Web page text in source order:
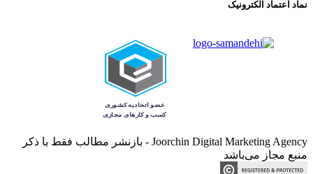
نماد اعتماد الکترونیک
Joorchin Digital Marketing Agency - بازنشر مطالب فقط با ذکر
منبع مجاز می‌باشد